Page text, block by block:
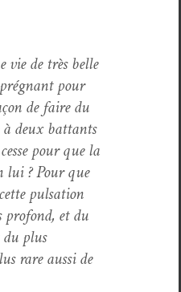
vie de très belle
pour
de faire du
à deux bat­tants
pour que la
lui ? Pour que
pul­sa­tion
et du
plus
rare aus­si de